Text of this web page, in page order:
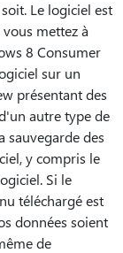
Le logiciel est
mettez à
8 Consumer
sur un
présentant des
autre type de
sauvegarde des
y compris le
Si le
téléchargé est
données soient
de